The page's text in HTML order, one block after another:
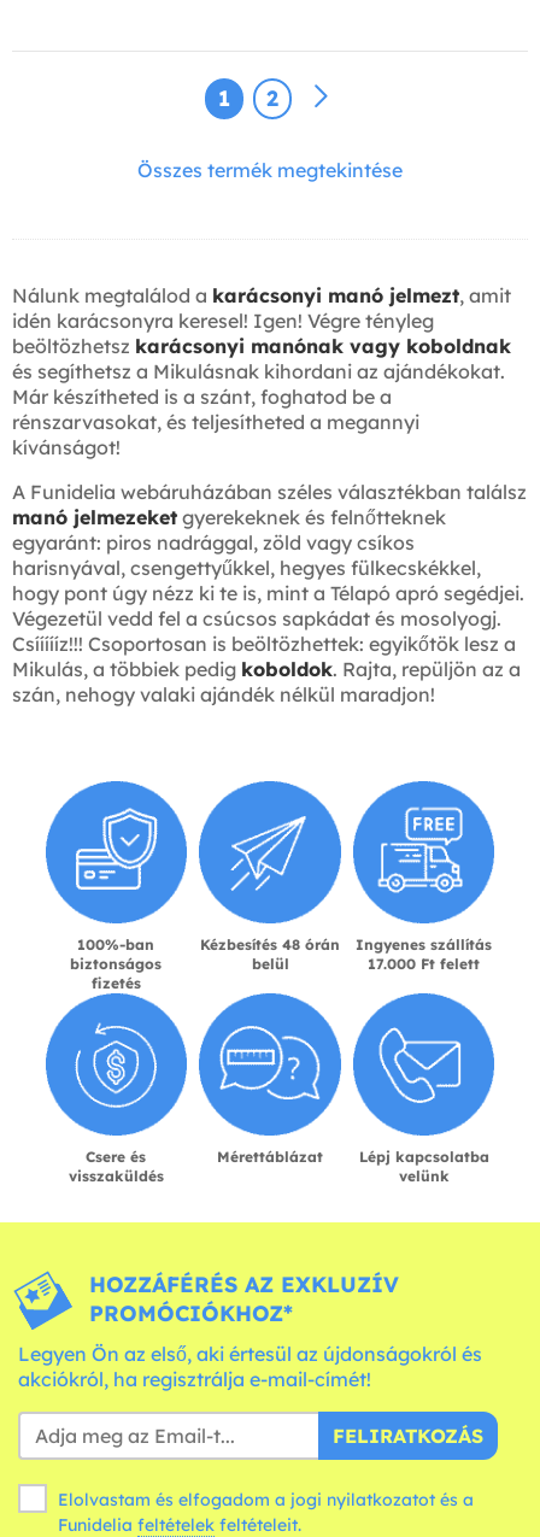
1 2
Összes termék megtekintése
Nálunk megtalálod a karácsonyi manó jelmezt, amit
idén karácsonyra keresel! Igen! Végre tényleg
beöltözhetsz karácsonyi manónak vagy koboldnak
és segíthetsz a Mikulásnak kihordani az ajándékokat.
Már készítheted is a szánt, foghatod be a
rénszarvasokat, és teljesítheted a megannyi
kívánságot!
A Funidelia webáruházában széles választékban találsz
manó jelmezeket gyerekeknek és felnőtteknek
egyaránt: piros nadrággal, zöld vagy csíkos
harisnyával, csengettyűkkel, hegyes fülkecskékkel,
hogy pont úgy nézz ki te is, mint a Télapó apró segédjei.
Végezetül vedd fel a csúcsos sapkádat és mosolyogj.
Csíííííz!!! Csoportosan is beöltözhettek: egyikőtök lesz a
Mikulás, a többiek pedig koboldok. Rajta, repüljön az a
szán, nehogy valaki ajándék nélkül maradjon!
100%-ban
biztonságos
fizetés
Kézbesítés 48 órán
belül
Ingyenes szállítás
17.000 Ft felett
Csere és
visszaküldés
Mérettáblázat
Lépj kapcsolatba
velünk
HOZZÁFÉRÉS AZ EXKLUZÍV
PROMÓCIÓKHOZ*
Legyen Ön az első, aki értesül az újdonságokról és
akciókról, ha regisztrálja e-mail-címét!
FELIRATKOZÁS
Elolvastam és elfogadom a jogi nyilatkozatot és a
Funidelia feltételek feltételeit.